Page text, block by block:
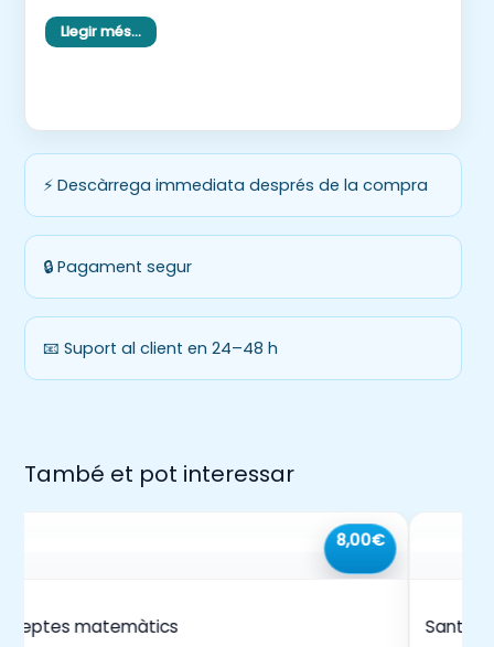
manipulant síl·labes.
Llegir més…
⚡ Descàrrega immediata després de la compra
🔒 Pagament segur
📧 Suport al client en 24–48 h
També et pot interessar
8,00€
reptes matemàtics
Sant